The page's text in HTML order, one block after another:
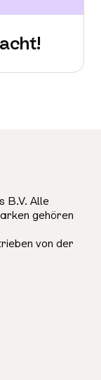
Alle
gehören
von der